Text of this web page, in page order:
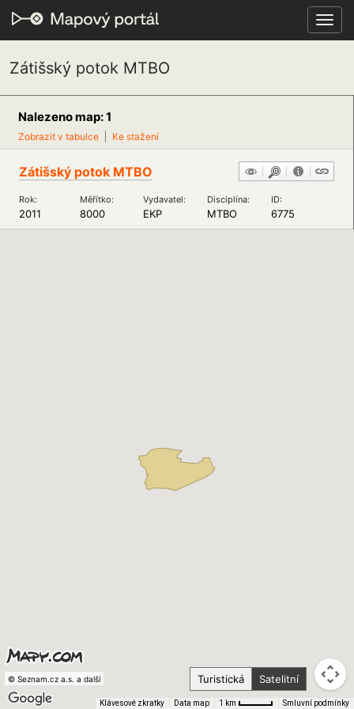
Zátišský potok MTBO
Nalezeno map: 1
Zobrazit v tabulce Ke stažení
Zátišský potok MTBO
Rok: Měřítko: Vydavatel: Disciplína: ID:
2011 8000 EKP MTBO 6775
Klávesové zkratky Data map 1 km Smluvní podmínky
© Seznam.cz a.s. a další Turistická Satelitní